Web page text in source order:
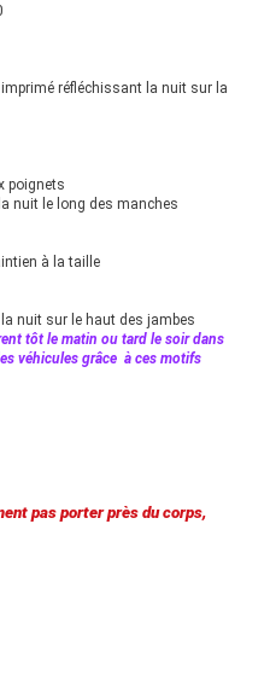
réfléchissant la nuit sur la
poignets
nuit le long des manches
à la taille
nuit sur le haut des jambes
tôt le matin ou tard le soir dans
véhicules grâce à ces motifs
pas porter près du corps,
dessus.